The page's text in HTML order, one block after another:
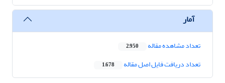
آمار
تعداد مشاهده مقاله 2,950
تعداد دریافت فایل اصل مقاله 1,678